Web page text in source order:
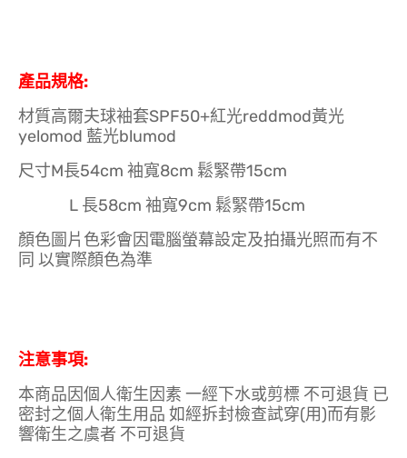
產品規格:
材質高爾夫球袖套SPF50+紅光reddmod黃光
yelomod 藍光blumod
尺寸M長54cm 袖寬8cm 鬆緊帶15cm
L 長58cm 袖寬9cm 鬆緊帶15cm
顏色圖片色彩會因電腦螢幕設定及拍攝光照而有不
同 以實際顏色為準
注意事項:
本商品因個人衛生因素 一經下水或剪標 不可退貨 已
密封之個人衛生用品 如經拆封檢查試穿(用)而有影
響衛生之虞者 不可退貨